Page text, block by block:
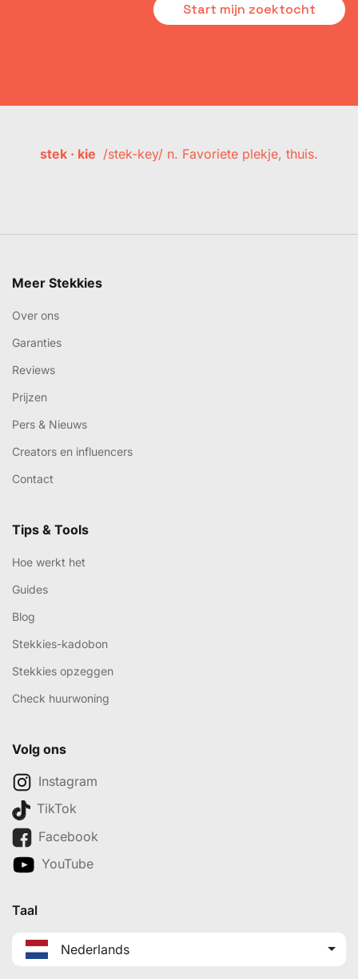
Start mijn zoektocht
stek · kie /stek-key/ n. Favoriete plekje, thuis.
Meer Stekkies
Over ons
Garanties
Reviews
Prijzen
Pers & Nieuws
Creators en influencers
Contact
Tips & Tools
Hoe werkt het
Guides
Blog
Stekkies-kadobon
Stekkies opzeggen
Check huurwoning
Volg ons
Instagram
TikTok
Facebook
YouTube
Taal
Nederlands